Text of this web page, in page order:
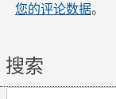
您的评论数据。
搜索